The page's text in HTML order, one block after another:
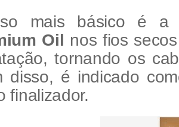
mais básico é a
Oil nos fios
tornando os
disso, é indicado
finalizador.